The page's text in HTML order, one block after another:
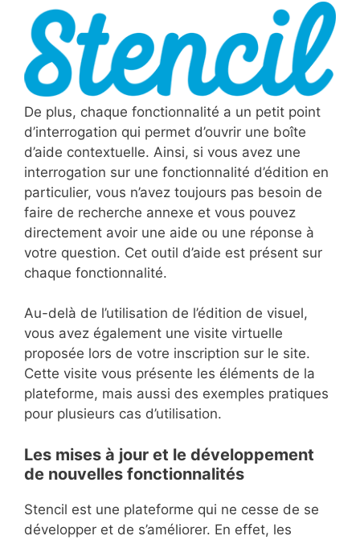
De plus, chaque fonctionnalité a un petit point
d’interrogation qui permet d’ouvrir une boîte
d’aide contextuelle. Ainsi, si vous avez une
interrogation sur une fonctionnalité d’édition en
particulier, vous n’avez toujours pas besoin de
faire de recherche annexe et vous pouvez
directement avoir une aide ou une réponse à
votre question. Cet outil d’aide est présent sur
chaque fonctionnalité.
Au-delà de l’utilisation de l’édition de visuel,
vous avez également une visite virtuelle
proposée lors de votre inscription sur le site.
Cette visite vous présente les éléments de la
plateforme, mais aussi des exemples pratiques
pour plusieurs cas d’utilisation.
Les mises à jour et le développement
de nouvelles fonctionnalités
Stencil est une plateforme qui ne cesse de se
développer et de s’améliorer. En effet, les